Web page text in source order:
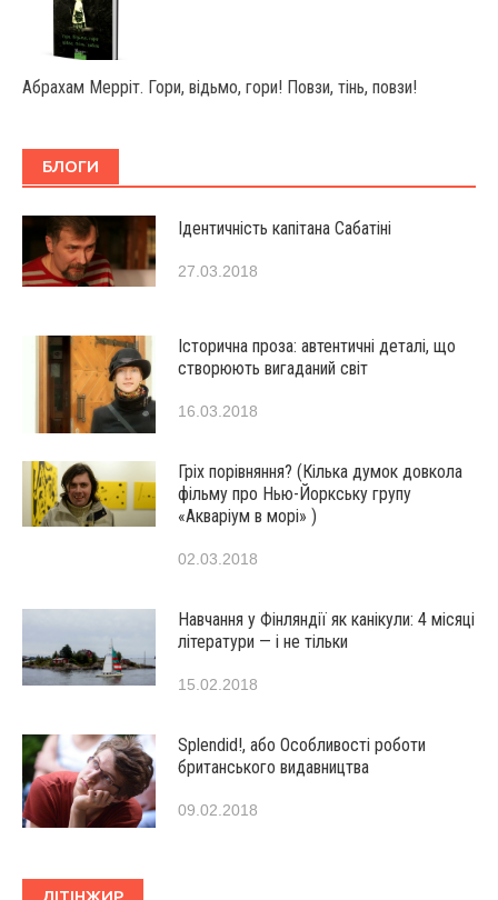
Абрахам Мерріт. Гори, відьмо, гори! Повзи, тінь, повзи!
БЛОГИ
Ідентичність капітана Сабатіні
27.03.2018
Історична проза: автентичні деталі, що
створюють вигаданий світ
16.03.2018
Гріх порівняння? (Кілька думок довкола
фільму про Нью-Йоркську групу
«Акваріум в морі» )
02.03.2018
Навчання у Фінляндії як канікули: 4 місяці
літератури — і не тільки
15.02.2018
Splendid!, або Особливості роботи
британського видавництва
09.02.2018
ЛІТІНЖИР